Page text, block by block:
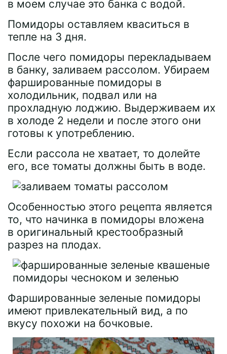
в моем случае это банка с водой.
Помидоры оставляем кваситься в
тепле на 3 дня.
После чего помидоры перекладываем
в банку, заливаем рассолом. Убираем
фаршированные помидоры в
холодильник, подвал или на
прохладную лоджию. Выдерживаем их
в холоде 2 недели и после этого они
готовы к употреблению.
Если рассола не хватает, то долейте
его, все томаты должны быть в воде.
Особенностью этого рецепта является
то, что начинка в помидоры вложена
в оригинальный крестообразный
разрез на плодах.
Фаршированные зеленые помидоры
имеют привлекательный вид, а по
вкусу похожи на бочковые.